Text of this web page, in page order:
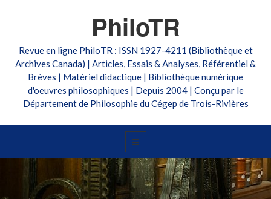
PhiloTR
Revue en ligne PhiloTR : ISSN 1927-4211 (Bibliothèque et
Archives Canada) | Articles, Essais & Analyses, Référentiel &
Brèves | Matériel didactique | Bibliothèque numérique
d'oeuvres philosophiques | Depuis 2004 | Conçu par le
Département de Philosophie du Cégep de Trois-Rivières